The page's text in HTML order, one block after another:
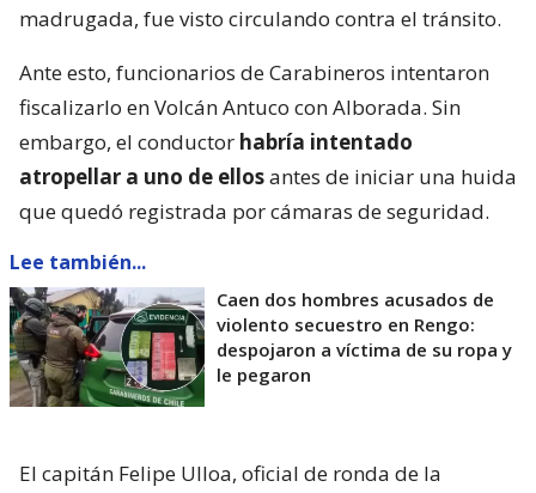
madrugada, fue visto circulando contra el tránsito.
Ante esto, funcionarios de Carabineros intentaron
fiscalizarlo en Volcán Antuco con Alborada. Sin
embargo, el conductor habría intentado
atropellar a uno de ellosantes de iniciar una huida
que quedó registrada por cámaras de seguridad.
Lee también...
Caen dos hombres acusados de
violento secuestro en Rengo:
despojaron a víctima de su ropa y
le pegaron
El capitán Felipe Ulloa, oficial de ronda de la